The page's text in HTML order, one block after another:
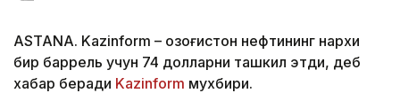
ASTANA. Kazinform – Қозоғистон нефтининг нархи
бир баррель учун 74 долларни ташкил этди, деб
хабар беради Kazinform мухбири.